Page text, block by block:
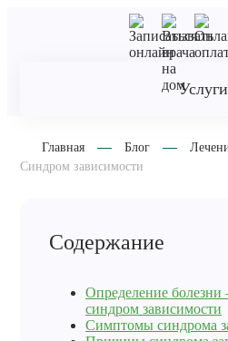
Услуги
Главная Блог
Синдром зависимости
Содержание
Определение болезни
синдром зависимости
Симптомы синдрома